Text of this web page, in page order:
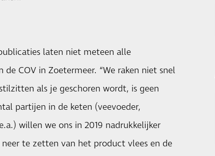
laten niet meteen alle
COV in Zoetermeer. “We raken niet snel
als je geschoren wordt, is geen
partijen in de keten (veevoeder,
willen we ons in 2019 nadrukkelijker
te zetten van het product vlees en de